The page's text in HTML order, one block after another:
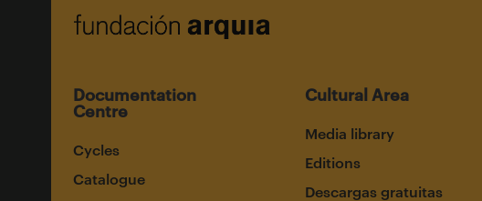
Documentation
Centre
Cycles
Catalogue
Cultural Area
Media library
Editions
Descargas gratuitas